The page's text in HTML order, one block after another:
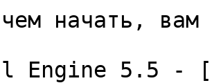
начать, вам
Engine 5.5 -